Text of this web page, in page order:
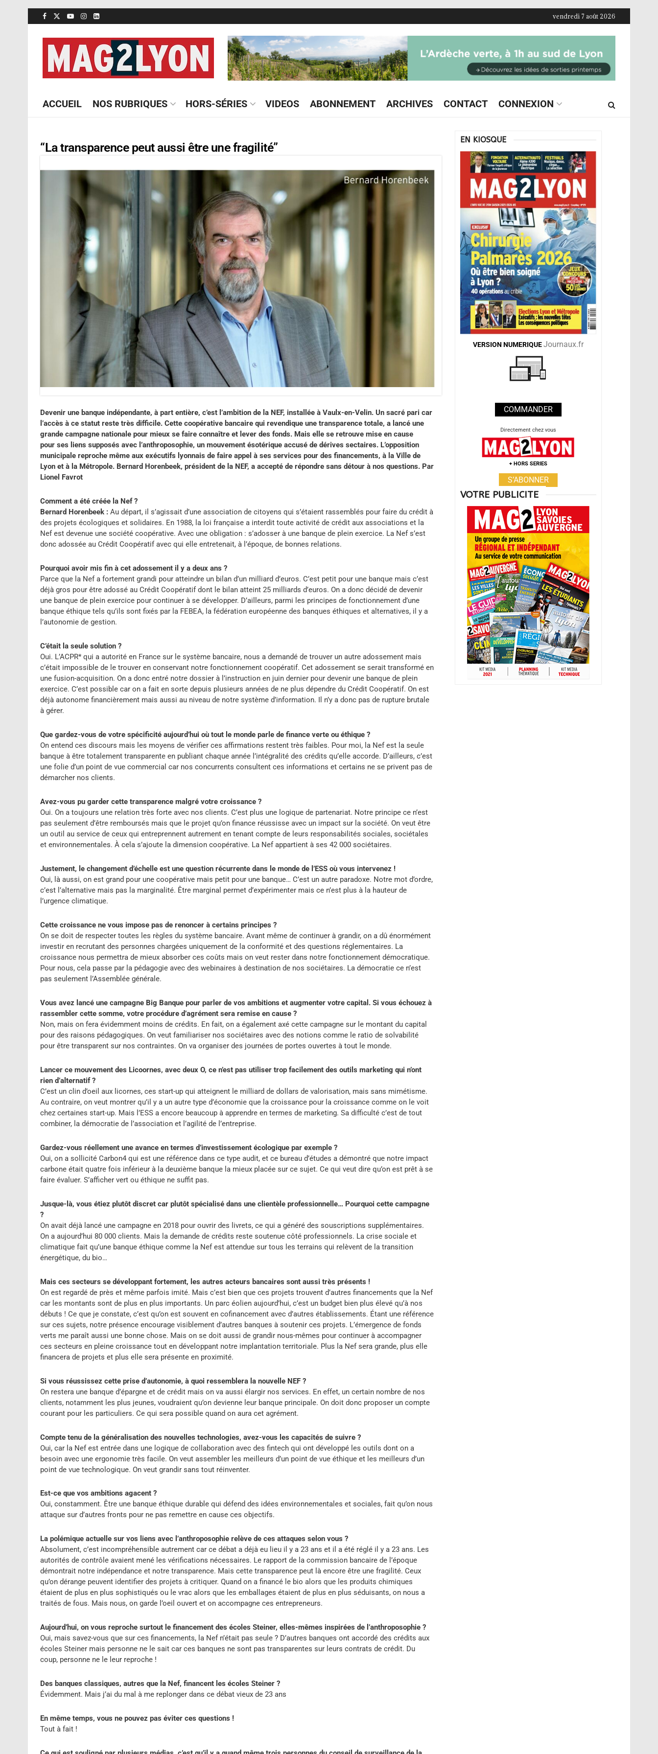
vendredi 7 août 2026
ACCUEIL NOS RUBRIQUES HORS-SÉRIES VIDEOS ABONNEMENT ARCHIVES CONTACT CONNEXION
“La transparence peut aussi être une fragilité”
Devenir une banque indépendante, à part entière, c’est l’ambition de la NEF, installée à Vaulx-en-Velin. Un sacré pari car
l’accès à ce statut reste très difficile. Cette coopérative bancaire qui revendique une transparence totale, a lancé une
grande campagne nationale pour mieux se faire connaître et lever des fonds. Mais elle se retrouve mise en cause
pour ses liens supposés avec l’anthroposophie, un mouvement ésotérique accusé de dérives sectaires. L’opposition
municipale reproche même aux exécutifs lyonnais de faire appel à ses services pour des financements, à la Ville de
Lyon et à la Métropole. Bernard Horenbeek, président de la NEF, a accepté de répondre sans détour à nos questions. Par
Lionel Favrot
Comment a été créée la Nef ?
Bernard Horenbeek : Au départ, il s’agissait d’une association de citoyens qui s’étaient rassemblés pour faire du crédit à
des projets écologiques et solidaires. En 1988, la loi française a interdit toute activité de crédit aux associations et la
Nef est devenue une société coopérative. Avec une obligation : s’adosser à une banque de plein exercice. La Nef s’est
donc adossée au Crédit Coopératif avec qui elle entretenait, à l’époque, de bonnes relations.
Pourquoi avoir mis fin à cet adossement il y a deux ans ?
Parce que la Nef a fortement grandi pour atteindre un bilan d’un milliard d’euros. C’est petit pour une banque mais c’est
déjà gros pour être adossé au Crédit Coopératif dont le bilan atteint 25 milliards d’euros. On a donc décidé de devenir
une banque de plein exercice pour continuer à se développer. D’ailleurs, parmi les principes de fonctionnement d’une
banque éthique tels qu’ils sont fixés par la FEBEA, la fédération européenne des banques éthiques et alternatives, il y a
l’autonomie de gestion.
C’était la seule solution ?
Oui. L’ACPR* qui a autorité en France sur le système bancaire, nous a demandé de trouver un autre adossement mais
c’était impossible de le trouver en conservant notre fonctionnement coopératif. Cet adossement se serait transformé en
une fusion-acquisition. On a donc entré notre dossier à l’instruction en juin dernier pour devenir une banque de plein
exercice. C’est possible car on a fait en sorte depuis plusieurs années de ne plus dépendre du Crédit Coopératif. On est
déjà autonome financièrement mais aussi au niveau de notre système d’information. Il n’y a donc pas de rupture brutale
à gérer.
Que gardez-vous de votre spécificité aujourd’hui où tout le monde parle de finance verte ou éthique ?
On entend ces discours mais les moyens de vérifier ces affirmations restent très faibles. Pour moi, la Nef est la seule
banque à être totalement transparente en publiant chaque année l’intégralité des crédits qu’elle accorde. D’ailleurs, c’est
une folie d’un point de vue commercial car nos concurrents consultent ces informations et certains ne se privent pas de
démarcher nos clients.
Avez-vous pu garder cette transparence malgré votre croissance ?
Oui. On a toujours une relation très forte avec nos clients. C’est plus une logique de partenariat. Notre principe ce n’est
pas seulement d’être remboursés mais que le projet qu’on finance réussisse avec un impact sur la société. On veut être
un outil au service de ceux qui entreprennent autrement en tenant compte de leurs responsabilités sociales, sociétales
et environnementales. À cela s’ajoute la dimension coopérative. La Nef appartient à ses 42 000 sociétaires.
Justement, le changement d’échelle est une question récurrente dans le monde de l’ESS où vous intervenez !
Oui, là aussi, on est grand pour une coopérative mais petit pour une banque… C’est un autre paradoxe. Notre mot d’ordre,
c’est l’alternative mais pas la marginalité. Être marginal permet d’expérimenter mais ce n’est plus à la hauteur de
l’urgence climatique.
Cette croissance ne vous impose pas de renoncer à certains principes ?
On se doit de respecter toutes les règles du système bancaire. Avant même de continuer à grandir, on a dû énormément
investir en recrutant des personnes chargées uniquement de la conformité et des questions réglementaires. La
croissance nous permettra de mieux absorber ces coûts mais on veut rester dans notre fonctionnement démocratique.
Pour nous, cela passe par la pédagogie avec des webinaires à destination de nos sociétaires. La démocratie ce n’est
pas seulement l’Assemblée générale.
Vous avez lancé une campagne Big Banque pour parler de vos ambitions et augmenter votre capital. Si vous échouez à
rassembler cette somme, votre procédure d’agrément sera remise en cause ?
Non, mais on fera évidemment moins de crédits. En fait, on a également axé cette campagne sur le montant du capital
pour des raisons pédagogiques. On veut familiariser nos sociétaires avec des notions comme le ratio de solvabilité
pour être transparent sur nos contraintes. On va organiser des journées de portes ouvertes à tout le monde.
Lancer ce mouvement des Licoornes, avec deux O, ce n’est pas utiliser trop facilement des outils marketing qui n’ont
rien d’alternatif ?
C’est un clin d’oeil aux licornes, ces start-up qui atteignent le milliard de dollars de valorisation, mais sans mimétisme.
Au contraire, on veut montrer qu’il y a un autre type d’économie que la croissance pour la croissance comme on le voit
chez certaines start-up. Mais l’ESS a encore beaucoup à apprendre en termes de marketing. Sa difficulté c’est de tout
combiner, la démocratie de l’association et l’agilité de l’entreprise.
Gardez-vous réellement une avance en termes d’investissement écologique par exemple ?
Oui, on a sollicité Carbon4 qui est une référence dans ce type audit, et ce bureau d’études a démontré que notre impact
carbone était quatre fois inférieur à la deuxième banque la mieux placée sur ce sujet. Ce qui veut dire qu’on est prêt à se
faire évaluer. S’afficher vert ou éthique ne suffit pas.
Jusque-là, vous étiez plutôt discret car plutôt spécialisé dans une clientèle professionnelle… Pourquoi cette campagne
?
On avait déjà lancé une campagne en 2018 pour ouvrir des livrets, ce qui a généré des souscriptions supplémentaires.
On a aujourd’hui 80 000 clients. Mais la demande de crédits reste soutenue côté professionnels. La crise sociale et
climatique fait qu’une banque éthique comme la Nef est attendue sur tous les terrains qui relèvent de la transition
énergétique, du bio…
Mais ces secteurs se développant fortement, les autres acteurs bancaires sont aussi très présents !
On est regardé de près et même parfois imité. Mais c’est bien que ces projets trouvent d’autres financements que la Nef
car les montants sont de plus en plus importants. Un parc éolien aujourd’hui, c’est un budget bien plus élevé qu’à nos
débuts ! Ce que je constate, c’est qu’on est souvent en cofinancement avec d’autres établissements. Étant une référence
sur ces sujets, notre présence encourage visiblement d’autres banques à soutenir ces projets. L’émergence de fonds
verts me paraît aussi une bonne chose. Mais on se doit aussi de grandir nous-mêmes pour continuer à accompagner
ces secteurs en pleine croissance tout en développant notre implantation territoriale. Plus la Nef sera grande, plus elle
financera de projets et plus elle sera présente en proximité.
Si vous réussissez cette prise d’autonomie, à quoi ressemblera la nouvelle NEF ?
On restera une banque d’épargne et de crédit mais on va aussi élargir nos services. En effet, un certain nombre de nos
clients, notamment les plus jeunes, voudraient qu’on devienne leur banque principale. On doit donc proposer un compte
courant pour les particuliers. Ce qui sera possible quand on aura cet agrément.
Compte tenu de la généralisation des nouvelles technologies, avez-vous les capacités de suivre ?
Oui, car la Nef est entrée dans une logique de collaboration avec des fintech qui ont développé les outils dont on a
besoin avec une ergonomie très facile. On veut assembler les meilleurs d’un point de vue éthique et les meilleurs d’un
point de vue technologique. On veut grandir sans tout réinventer.
Est-ce que vos ambitions agacent ?
Oui, constamment. Être une banque éthique durable qui défend des idées environnementales et sociales, fait qu’on nous
attaque sur d’autres fronts pour ne pas remettre en cause ces objectifs.
La polémique actuelle sur vos liens avec l’anthroposophie relève de ces attaques selon vous ?
Absolument, c’est incompréhensible autrement car ce débat a déjà eu lieu il y a 23 ans et il a été réglé il y a 23 ans. Les
autorités de contrôle avaient mené les vérifications nécessaires. Le rapport de la commission bancaire de l’époque
démontrait notre indépendance et notre transparence. Mais cette transparence peut là encore être une fragilité. Ceux
qu’on dérange peuvent identifier des projets à critiquer. Quand on a financé le bio alors que les produits chimiques
étaient de plus en plus sophistiqués ou le vrac alors que les emballages étaient de plus en plus séduisants, on nous a
traités de fous. Mais nous, on garde l’oeil ouvert et on accompagne ces entrepreneurs.
Aujourd’hui, on vous reproche surtout le financement des écoles Steiner, elles-mêmes inspirées de l’anthroposophie ?
Oui, mais savez-vous que sur ces financements, la Nef n’était pas seule ? D’autres banques ont accordé des crédits aux
écoles Steiner mais personne ne le sait car ces banques ne sont pas transparentes sur leurs contrats de crédit. Du
coup, personne ne le leur reproche !
Des banques classiques, autres que la Nef, financent les écoles Steiner ?
Évidemment. Mais j’ai du mal à me replonger dans ce débat vieux de 23 ans
En même temps, vous ne pouvez pas éviter ces questions !
Tout à fait !
EN KIOSQUE
VERSIONNUMERIQUEJournaux.fr
COMMANDER
Directement chez vous
+ HORS SERIES
S’ABONNER
VOTRE PUBLICITE